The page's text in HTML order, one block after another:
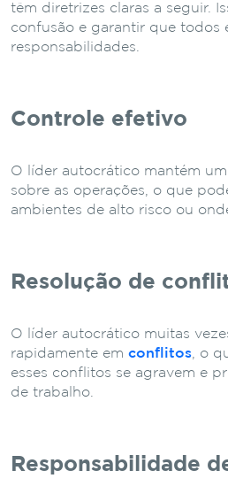
têm diretrizes claras a seguir.
confusão e garantir que todos
responsabilidades.
Controle efetivo
O líder autocrático mantém
sobre as operações, o que
ambientes de alto risco ou
Resolução de
O líder autocrático muitas
rapidamente em conflitos , o
esses conflitos se agravem e
de trabalho.
Responsabilidade